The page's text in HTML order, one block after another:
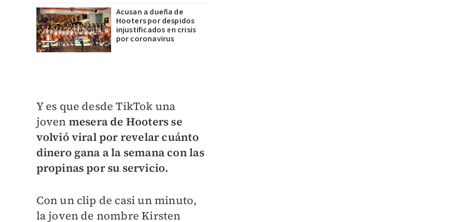
Acusan a dueña de
Hooters por despidos
injustificados en crisis
por coronavirus
Y es que desde TikTok una
joven mesera de Hooters se
volvió viral por revelar cuánto
dinero gana a la semana con las
propinas por su servicio.
Con un clip de casi un minuto,
la joven de nombre Kirsten